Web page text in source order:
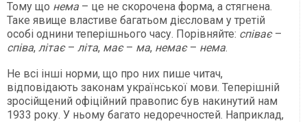
Тому що нема – це не скорочена форма, а стягнена.
Таке явище властиве багатьом дієсловам у третій
особі однини теперішнього часу. Порівняйте: співає–
співа, літає– літа, має– ма, немає– нема.
Не всі інші норми, що про них пише читач,
відповідають законам української мови. Теперішній
зросійщений офіційний правопис був накинутий нам
1933 року. У ньому багато недоречностей. Наприклад,